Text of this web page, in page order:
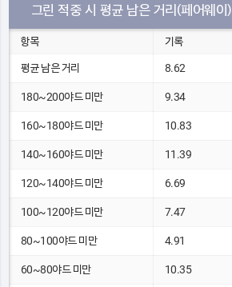
그린 적중 시 평균 남은 거리(페어웨이)
항목 기록
평균 남은 거리 8.62
180~200야드 미만 9.34
160~180야드 미만 10.83
140~160야드 미만 11.39
120~140야드 미만 6.69
100~120야드 미만 7.47
80~100야드 미만 4.91
60~80야드 미만 10.35